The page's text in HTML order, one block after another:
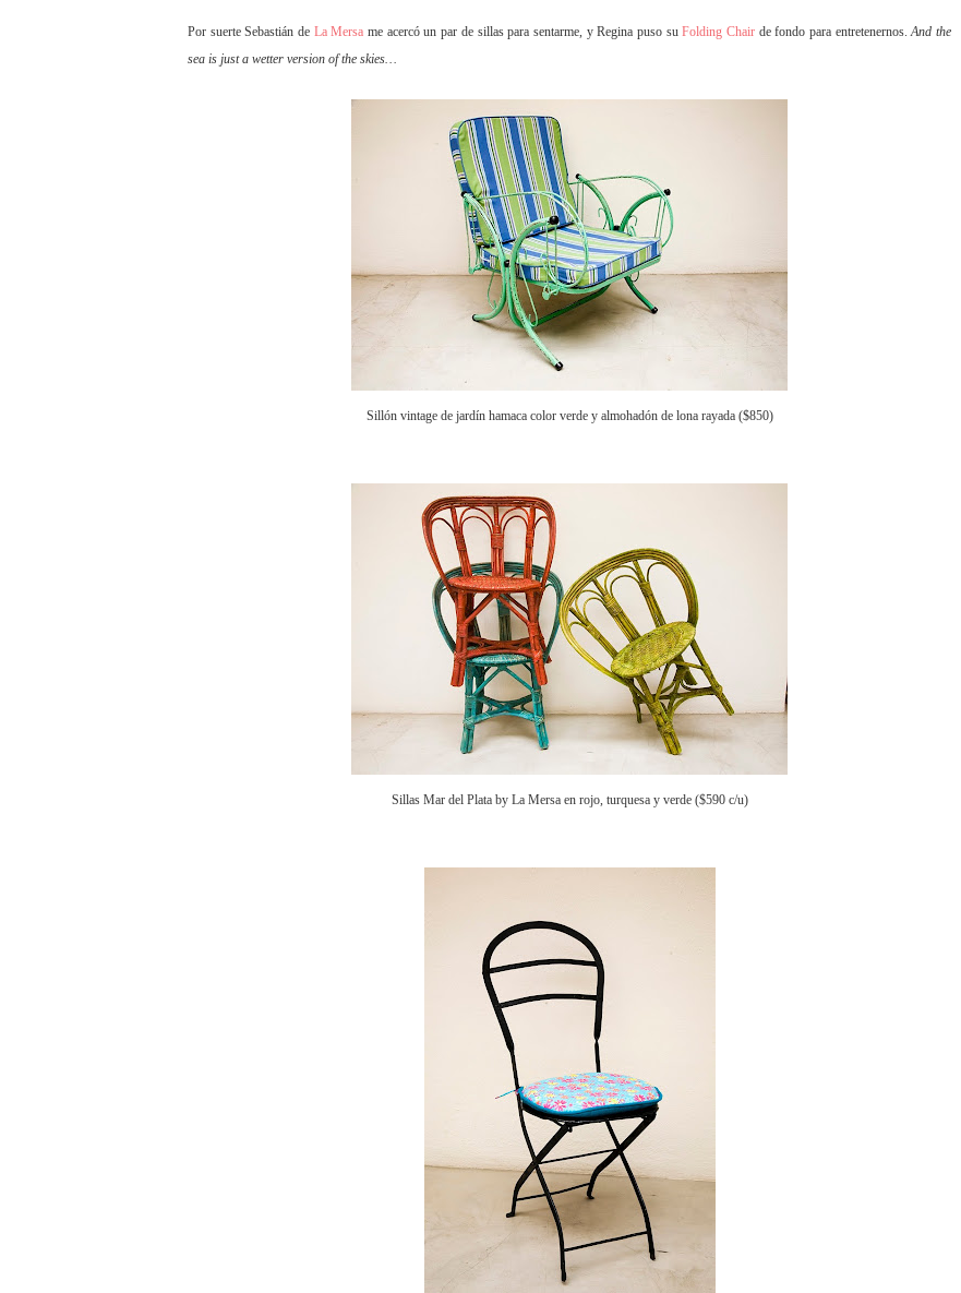
Por suerte Sebastián de La Mersa me acercó un par de sillas para sentarme, y Regina puso suFolding Chairde fondo para entretenernos.And the
sea is just a wetter version of the skies…
Sillón vintage de jardín hamaca color verde y almohadón de lona rayada ($850)
Sillas Mar del Plata by La Mersa en rojo, turquesa y verde ($590 c/u)